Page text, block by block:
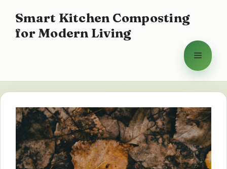
innehåll
Smart Kitchen Composting
for Modern Living
Meny